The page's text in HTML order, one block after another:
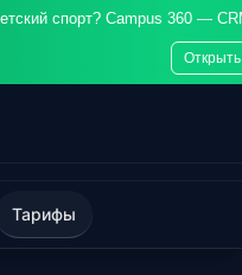
спорт? Campus 360 —
Тарифы